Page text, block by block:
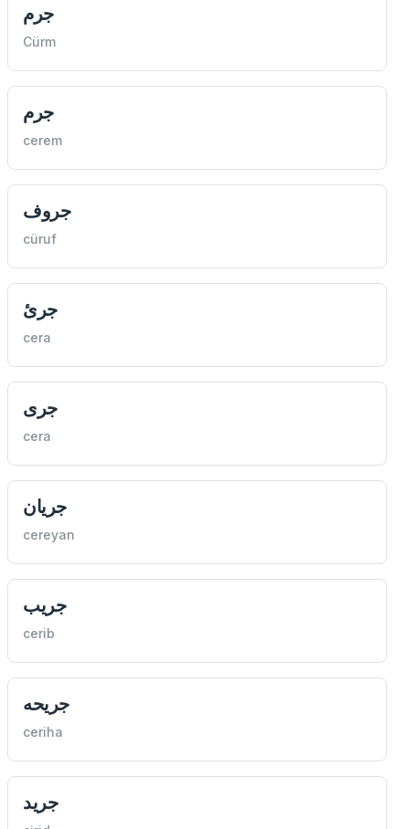
جرم
Cürm
جرم
cerem
جروف
cüruf
جرئ
cera
جری
cera
جريان
cereyan
جریب
cerib
جریحه
ceriha
جرید